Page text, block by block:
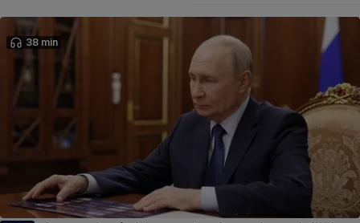
38 min